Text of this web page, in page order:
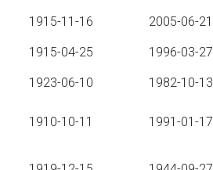
1915-11-16 2005-06-21
1915-04-25 1996-03-27
1923-06-10 1982-10-13
1910-10-11 1991-01-17